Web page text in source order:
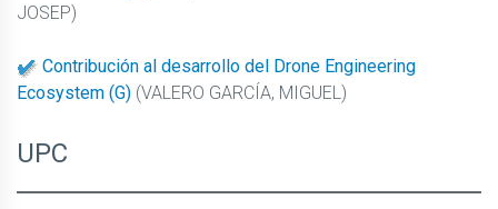
JOSEP)
Contribución al desarrollo del Drone Engineering
Ecosystem (G) (VALERO GARCÍA, MIGUEL)
UPC